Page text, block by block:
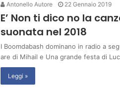
Antonello Autore 22 Gennaio 2019
E’ Non ti dico no la
suonata nel 2018
I Boomdabash dominano in radio a
are di Mihail e Una grande festa di
Leggi »